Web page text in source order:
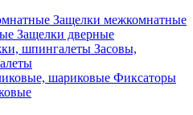
Защелки межкомнатные
Защелки дверные
Засовы,
Фиксаторы